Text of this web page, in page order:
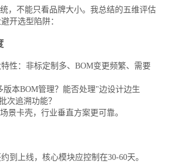
，不能只看品牌大小。我总结的五维评估
开选型陷阱：
性：非标定制多、BOM变更频繁、需要
版本BOM管理？能否处理"边设计边生
次追溯功能？
景卡壳，行业垂直方案更可靠。
到上线，核心模块应控制在30-60天。